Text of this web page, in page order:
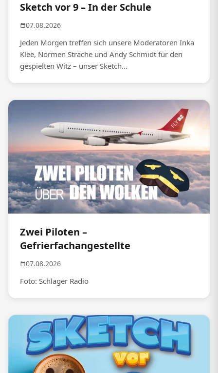
Sketch vor 9 – In der Schule
07.08.2026
Jeden Morgen treffen sich unsere Moderatoren Inka
Klee, Normen Sträche und Andy Schmidt für den
gespielten Witz – unser Sketch...
Zwei Piloten –
Gefrierfachangestellte
07.08.2026
Foto: Schlager Radio